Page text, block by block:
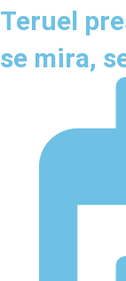
Teruel
se mira,